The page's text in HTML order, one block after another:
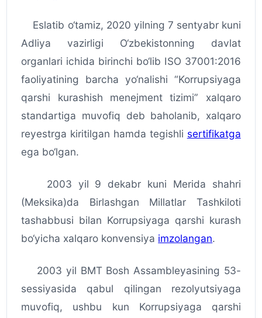
Eslatib o‘tamiz, 2020 yilning 7 sentyabr kuni
Adliya vazirligi O‘zbekistonning davlat
organlari ichida birinchi bo‘lib ISO 37001:2016
faoliyatining barcha yo‘nalishi “Korrupsiyaga
qarshi kurashish menejment tizimi” xalqaro
standartiga muvofiq deb baholanib, xalqaro
reyestrga kiritilgan hamda tegishli sertifikatga
ega bo‘lgan.
2003 yil 9 dekabr kuni Merida shahri
(Meksika)da Birlashgan Millatlar Tashkiloti
tashabbusi bilan Korrupsiyaga qarshi kurash
bo‘yicha xalqaro konvensiya imzolangan.
2003 yil BMT Bosh Assambleyasining 53-
sessiyasida qabul qilingan rezolyutsiyaga
muvofiq, ushbu kun Korrupsiyaga qarshi